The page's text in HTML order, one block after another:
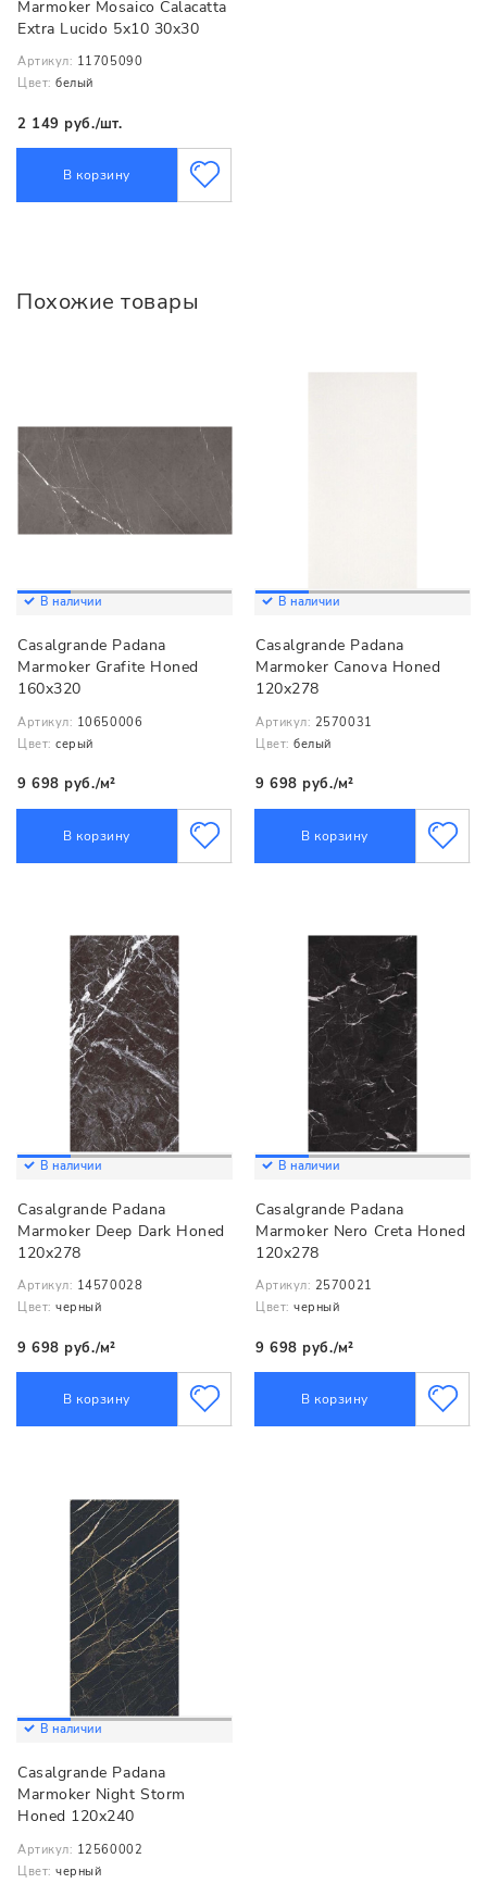
Marmoker Mosaico Calacatta
Extra Lucido 5x10 30x30
Артикул: 11705090
Цвет: белый
2 149 руб./шт.
В корзину
Похожие товары
В наличии
Casalgrande Padana
Marmoker Grafite Honed
160x320
Артикул: 10650006
Цвет: серый
9 698 руб./м²
В корзину
В наличии
Casalgrande Padana
Marmoker Canova Honed
120x278
Артикул: 2570031
Цвет: белый
9 698 руб./м²
В корзину
В наличии
Casalgrande Padana
Marmoker Deep Dark Honed
120x278
Артикул: 14570028
Цвет: черный
9 698 руб./м²
В корзину
В наличии
Casalgrande Padana
Marmoker Nero Creta Honed
120x278
Артикул: 2570021
Цвет: черный
9 698 руб./м²
В корзину
В наличии
Casalgrande Padana
Marmoker Night Storm
Honed 120x240
Артикул: 12560002
Цвет: черный